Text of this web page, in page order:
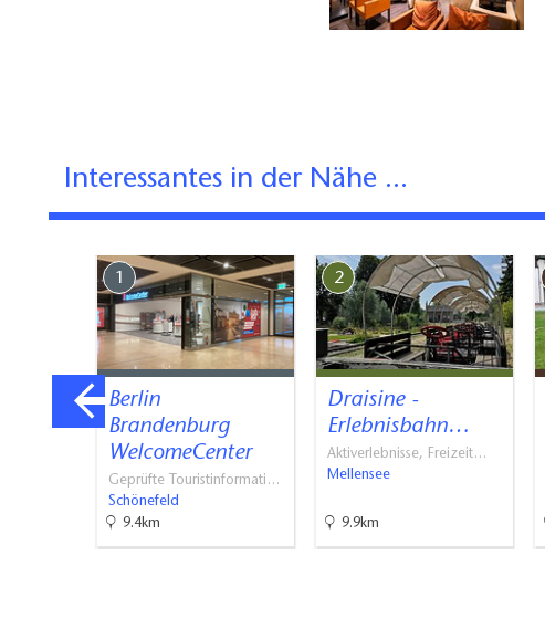
Interessantes in der Nähe ...
1
Berlin
Brandenburg
WelcomeCenter
Geprüfte Touristinformati…
Schönefeld
9.4km
2
Draisine -
Erlebnisbahn…
Aktiverlebnisse, Freizeit…
Mellensee
9.9km